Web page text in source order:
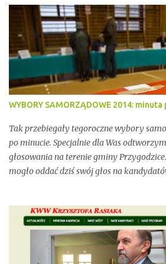
elementem ekosystemu Doliny Baryczy.
się jednak również przedmiotem
zagrożeń związanych z brakiem ciągłości
niewystarczającym wsparciem
WYBORY SAMORZĄDOWE 2014:
Tak przebiegały tegoroczne wybory
po minucie. Specjalnie dla Was
głosowania na terenie gminy
mogło oddać dziś swój głos na
uważać. Incydentów podczas głosowania
Wszystko zawarte zostanie w
Zaczynamy! Wystarczy, że odświeżysz
pojawią się w tym poście. Pozostańmy w